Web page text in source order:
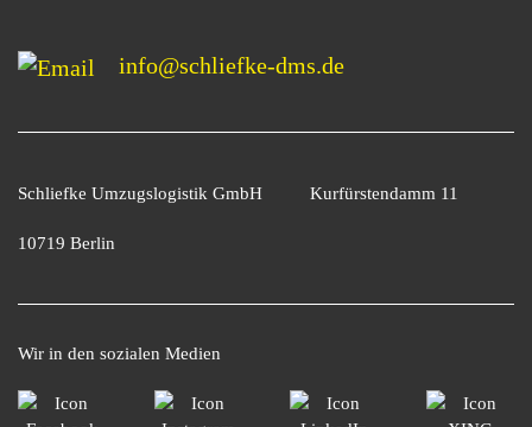
info@schliefke-dms.de
Schliefke Umzugslogistik GmbH Kurfürstendamm 11
10719 Berlin
Wir in den sozialen Medien